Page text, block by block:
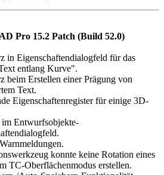
Pro 15.2 Patch (Build 52.0)
in Eigenschaftendialogfeld für das
entlang Kurve".
beim Erstellen einer Prägung von
Text.
Eigenschaftenregister für einige 3D-
im Entwurfsobjekte-
konnte keine Rotation eines
TC-Oberflächenmodus erstellen.